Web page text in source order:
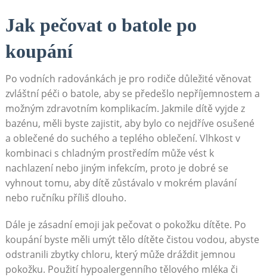
Jak pečovat o batole po
koupání
Po vodních radovánkách je pro rodiče důležité věnovat
zvláštní péči o batole, aby se předešlo nepříjemnostem a
možným zdravotním komplikacím. Jakmile dítě vyjde z
bazénu, měli byste zajistit, aby bylo co nejdříve osušené
a oblečené do suchého a teplého oblečení. Vlhkost v
kombinaci s chladným prostředím může vést k
nachlazení nebo jiným infekcím, proto je dobré se
vyhnout tomu, aby dítě zůstávalo v mokrém plavání
nebo ručníku příliš dlouho.
Dále je zásadní emoji jak pečovat o pokožku dítěte. Po
koupání byste měli umýt tělo dítěte čistou vodou, abyste
odstranili zbytky chloru, který může dráždit jemnou
pokožku. Použití hypoalergenního tělového mléka či